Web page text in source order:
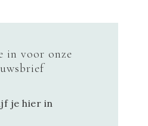
in voor onze
je hier in